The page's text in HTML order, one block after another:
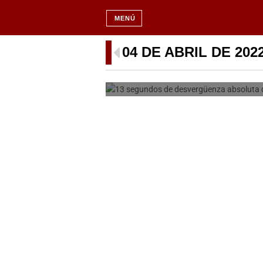
MENÚ
04 DE ABRIL DE
13 segundos
Margarita Robles